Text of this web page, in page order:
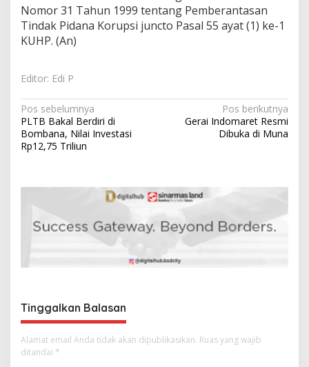
Nomor 31 Tahun 1999 tentang Pemberantasan
Tindak Pidana Korupsi juncto Pasal 55 ayat (1) ke-1
KUHP. (An)
Editor: Edi P
N
a
v
g
p
s
Pos sebelumnya
PLTB Bakal Berdiri di
Bombana, Nilai Investasi
Rp12,75 Triliun
Pos berikutnya
Gerai Indomaret Resmi
Dibuka di Muna
Tinggalkan Balasan
Alamat email Anda tidak akan dipublikasikan. Ruas yang wajib
ditandai *